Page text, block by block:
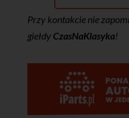
Przy kontakcie nie
giełdy CzasNaKlasyka!